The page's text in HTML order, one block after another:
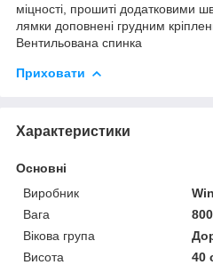
міцності, прошиті додатковими
лямки доповнені грудним
Вентильована спинка
Приховати
Характеристики
Основні
Виробник
Вага
Вікова група
Висота
40